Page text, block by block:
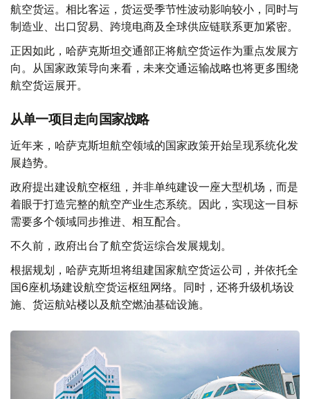
航空货运。相比客运，货运受季节性波动影响较小，同时与
制造业、出口贸易、跨境电商及全球供应链联系更加紧密。
正因如此，哈萨克斯坦交通部正将航空货运作为重点发展方
向。从国家政策导向来看，未来交通运输战略也将更多围绕
航空货运展开。
从单一项目走向国家战略
近年来，哈萨克斯坦航空领域的国家政策开始呈现系统化发
展趋势。
政府提出建设航空枢纽，并非单纯建设一座大型机场，而是
着眼于打造完整的航空产业生态系统。因此，实现这一目标
需要多个领域同步推进、相互配合。
不久前，政府出台了航空货运综合发展规划。
根据规划，哈萨克斯坦将组建国家航空货运公司，并依托全
国6座机场建设航空货运枢纽网络。同时，还将升级机场设
施、货运航站楼以及航空燃油基础设施。